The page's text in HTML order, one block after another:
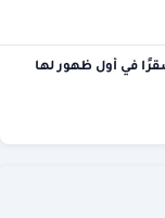
رومانية تشارك بأكثر من 120 صقرًا في أول ظهور لها